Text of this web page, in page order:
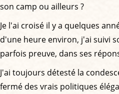
son camp ou ailleurs ?
Je l'ai croisé il y a quelques
d'une heure environ, j'ai suivi
parfois preuve, dans ses
J'ai toujours détesté la
fermé des vrais politiques